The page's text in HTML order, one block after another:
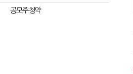
공모주 청약